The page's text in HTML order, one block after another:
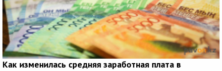
Как изменилась средняя заработная плата в